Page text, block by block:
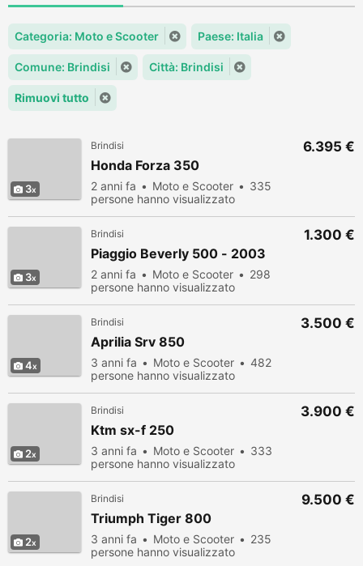
Categoria: Moto e Scooter Paese: Italia
Comune: Brindisi Città: Brindisi
Rimuovi tutto
3
Brindisi
Honda Forza 350
2 anni fa Moto e Scooter
335
persone hanno visualizzato
6.395 €
3
Brindisi
Piaggio Beverly 500 - 2003
2 anni fa Moto e Scooter
298
persone hanno visualizzato
1.300 €
4
Brindisi
Aprilia Srv 850
3 anni fa Moto e Scooter
482
persone hanno visualizzato
3.500 €
2
Brindisi
Ktm sx-f 250
3 anni fa Moto e Scooter
333
persone hanno visualizzato
3.900 €
2
Brindisi
Triumph Tiger 800
3 anni fa Moto e Scooter
235
persone hanno visualizzato
9.500 €